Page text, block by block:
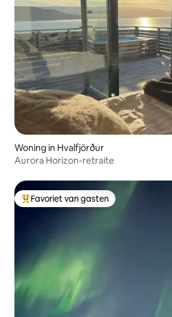
Woning in Hvalfjörður
Aurora Horizon-retraite
Topfavoriet van gasten
Favoriet van gasten